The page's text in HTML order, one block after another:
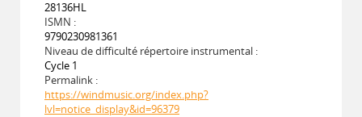
28136HL
ISMN :
9790230981361
Niveau de difficulté répertoire instrumental :
Cycle 1
Permalink :
https://windmusic.org/index.php?
lvl=notice_display&id=96379